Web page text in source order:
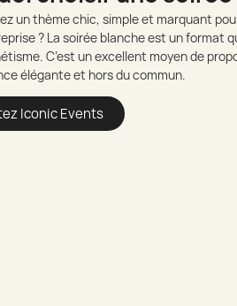
un thème chic, simple et marquant
? La soirée blanche est un format
C’est un excellent moyen de
élégante et hors du commun.
Iconic Events